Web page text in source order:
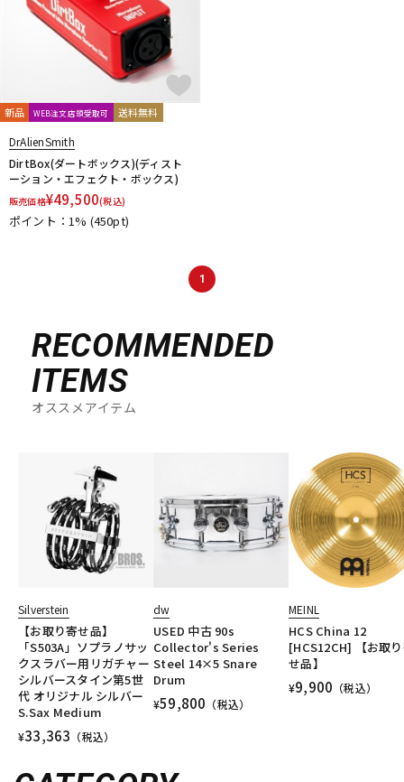
新品 WEB注文店頭受取可 送料無料
DrAlienSmith
DirtBox(ダートボックス)(ディスト
ーション・エフェクト・ボックス)
販売価格¥49,500(税込)
ポイント：1% (450pt)
1
RECOMMENDED
ITEMS
オススメアイテム
Silverstein
【お取り寄せ品】
「S503A」ソプラノサッ
クスラバー用リガチャー
シルバースタイン第5世
代 オリジナル シルバー
S.Sax Medium
¥33,363 （税込）
dw
USED 中古 90s
Collector's Series
Steel 14×5 Snare
Drum
¥59,800 （税込）
MEINL
HCS China 12
[HCS12CH] 【お取
せ品】
¥9,900 （税込）